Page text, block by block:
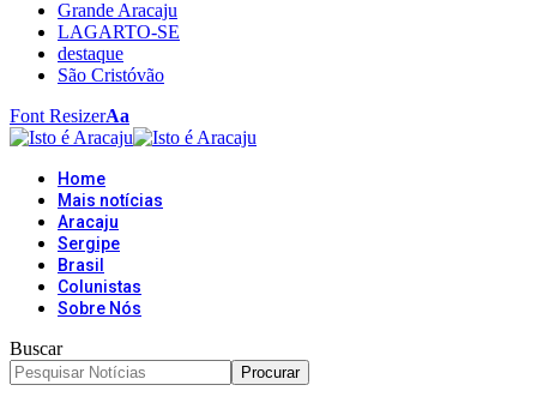
Grande Aracaju
LAGARTO-SE
destaque
São Cristóvão
Font ResizerAa
Home
Mais notícias
Aracaju
Sergipe
Brasil
Colunistas
Sobre Nós
Buscar